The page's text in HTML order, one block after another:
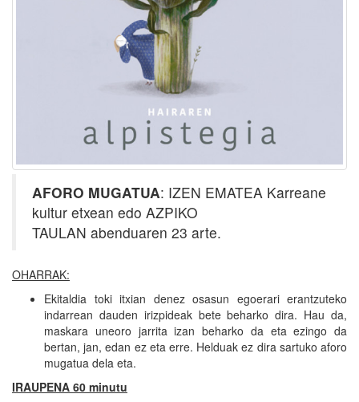
AFORO MUGATUA: IZEN EMATEA Karreane
kultur etxean edo AZPIKO
TAULAN abenduaren 23 arte.
OHARRAK:
Ekitaldia toki itxian denez osasun egoerari erantzuteko
indarrean dauden irizpideak bete beharko dira. Hau da,
maskara uneoro jarrita izan beharko da eta ezingo da
bertan, jan, edan ez eta erre. Helduak ez dira sartuko aforo
mugatua dela eta.
IRAUPENA 60 minutu